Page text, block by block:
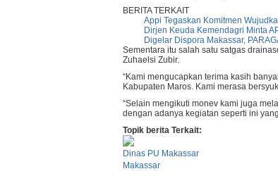
BERITA TERKAIT
Appi Tegaskan Komitmen
Dirjen Keuda Kemendagri Minta
Digelar Dispora Makassar,
Sementara itu salah satu satgas
Zuhaelsi Zubir.
“Kami mengucapkan terima kasih
Kabupaten Maros. Kami merasa
“Selain mengikuti monev kami juga
dengan adanya kegiatan seperti ini
Topik berita Terkait:
Dinas PU Makassar
Makassar